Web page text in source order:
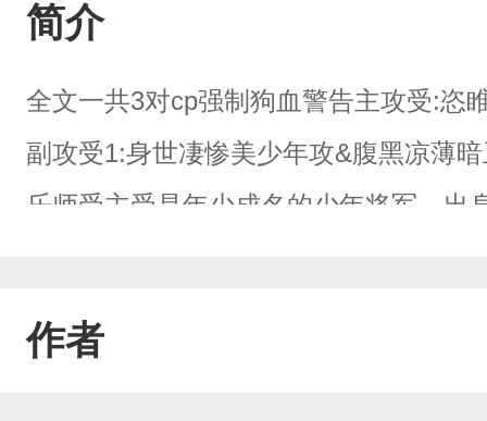
简介
全文一共3对cp强制狗血警告主攻受:恣
副攻受1:身世凄惨美少年攻&腹黑凉薄
乐师受主受是年少成名的少年将军，
拖行...自此一战少年.将军沦为使家族
作者